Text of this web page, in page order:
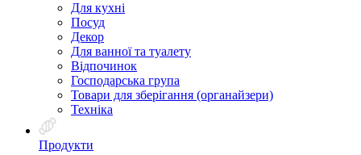
Для кухні
Посуд
Декор
Для ванної та туалету
Відпочинок
Господарська група
Товари для зберігання (органайзери)
Техніка
Продукти